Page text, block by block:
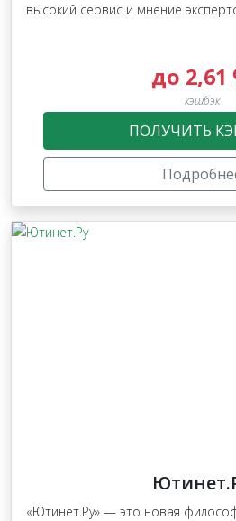
высокий сервис и мнение
до 2,61
кэшбэк
ПОЛУЧИТЬ
«Ютинет.Ру» — это новая